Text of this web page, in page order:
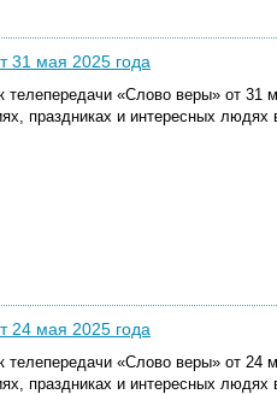
31 мая 2025 года
телепередачи «Слово веры» от 31
праздниках и интересных людях
24 мая 2025 года
телепередачи «Слово веры» от 24
праздниках и интересных людях